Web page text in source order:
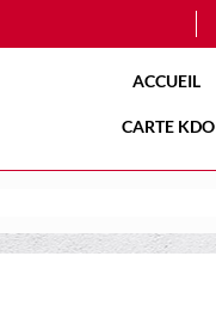
ACCUEIL
CARTE KDO